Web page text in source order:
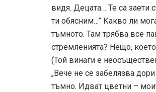
видя. Децата… Те са заети
ти обясним…” Какво ли
тъмното. Там трябва все
стремленията? Нещо,
(Той винаги е
„Вече не се забелязва
тъмно. Идват цветни –